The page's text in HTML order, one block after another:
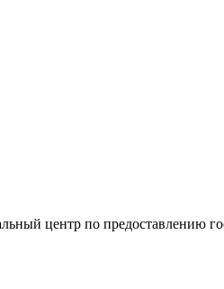
центр по предоставлению